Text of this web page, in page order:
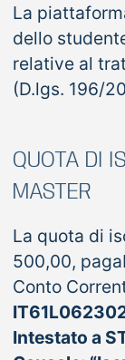
La
dello
relative al
(D.lgs. 196/
QUOTA DI
MASTER
La quota di
500,00,
Conto
Intestato a